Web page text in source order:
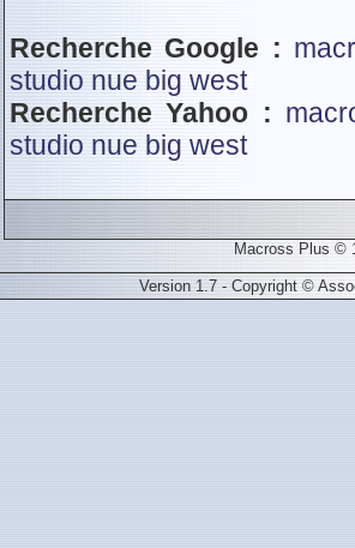
Recherche Google :
studio nue big west
Recherche Yahoo :
studio nue big west
Macross Plus ©
Version 1.7 - Copyright ©